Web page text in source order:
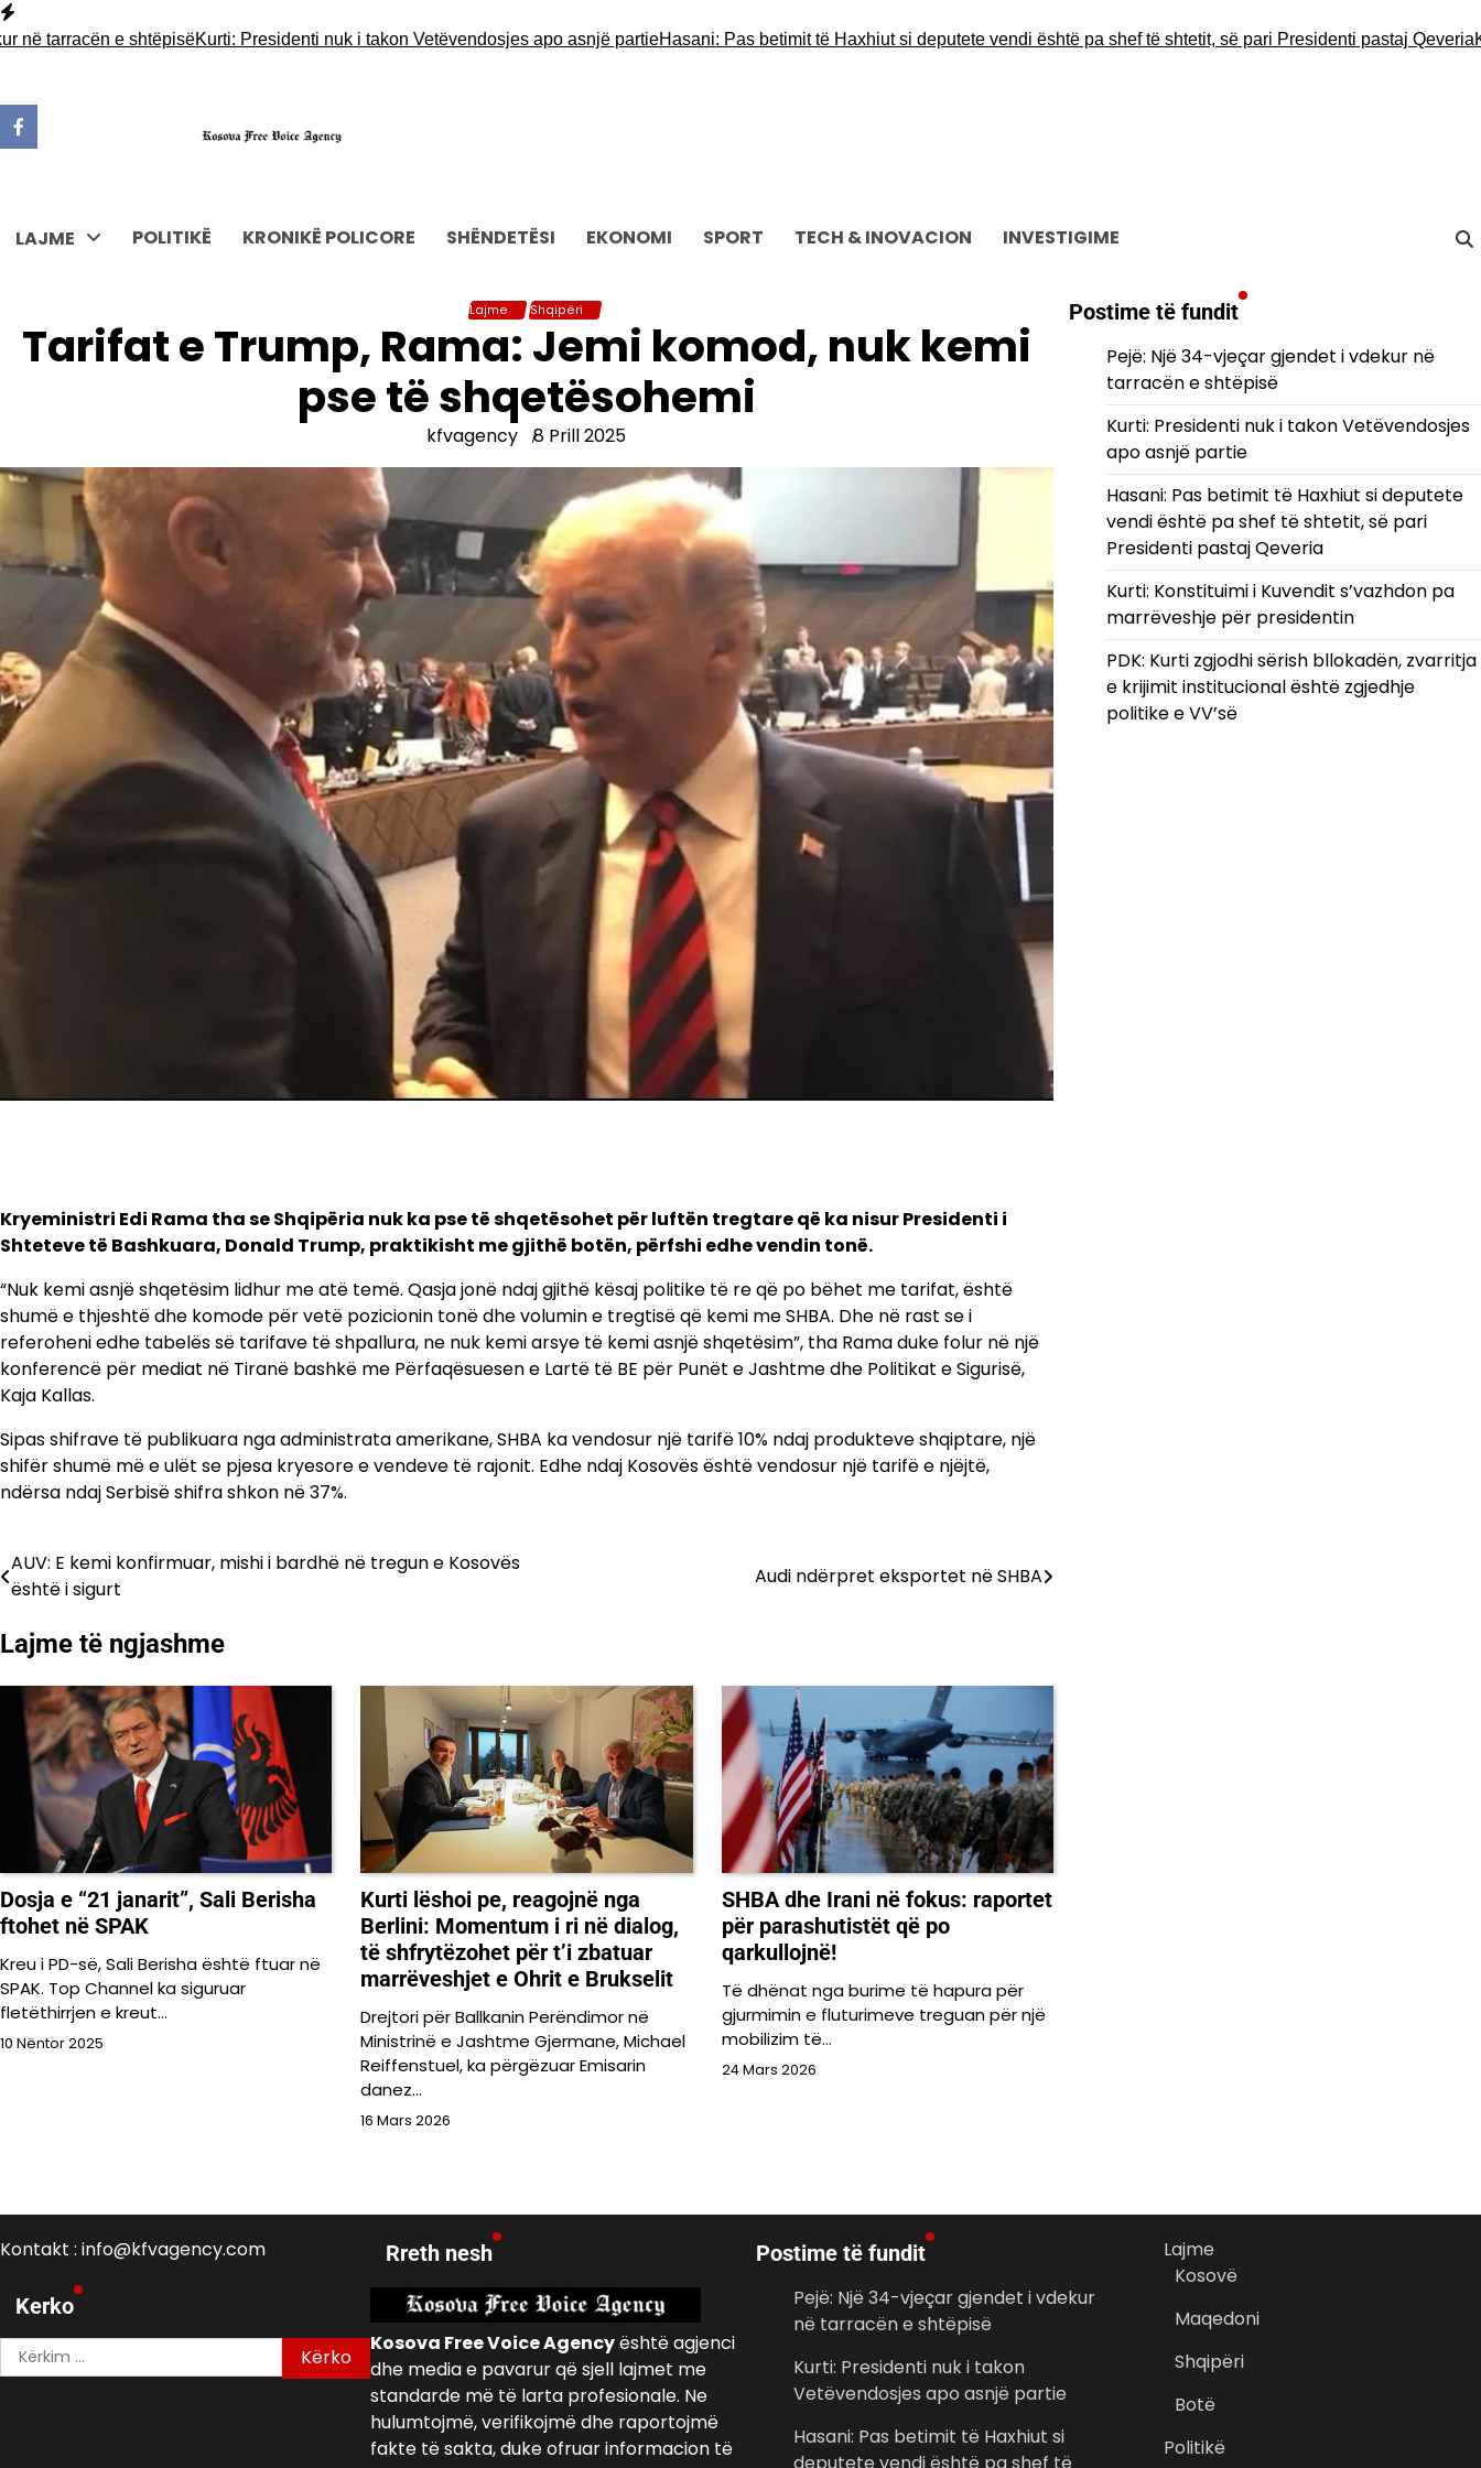
Skip
to
e shtëpisëKurti: Presidenti nuk i takon Vetëvendosjes apo asnjë partie Hasani: Pas betimit të Haxhiut si deputete vendi është pa shef të shtetit, së pari Presidenti pastaj QeveriaKurti:
LAJME POLITIKË KRONIKË POLICORE SHËNDETËSI EKONOMI SPORT TECH & INOVACION INVESTIGIME
Lajme Shqipëri
Tarifat e Trump, Rama: Jemi komod, nuk kemi
pse të shqetësohemi
kfvagency 8 Prill 2025
Kryeministri Edi Rama tha se Shqipëria nuk ka pse të shqetësohet për luftën tregtare që ka nisur Presidenti i
Shteteve të Bashkuara, Donald Trump, praktikisht me gjithë botën, përfshi edhe vendin tonë.
“Nuk kemi asnjë shqetësim lidhur me atë temë. Qasja jonë ndaj gjithë kësaj politike të re që po bëhet me tarifat, është
shumë e thjeshtë dhe komode për vetë pozicionin tonë dhe volumin e tregtisë që kemi me SHBA. Dhe në rast se i
referoheni edhe tabelës së tarifave të shpallura, ne nuk kemi arsye të kemi asnjë shqetësim”, tha Rama duke folur në një
konferencë për mediat në Tiranë bashkë me Përfaqësuesen e Lartë të BE për Punët e Jashtme dhe Politikat e Sigurisë,
Kaja Kallas.
Sipas shifrave të publikuara nga administrata amerikane, SHBA ka vendosur një tarifë 10% ndaj produkteve shqiptare, një
shifër shumë më e ulët se pjesa kryesore e vendeve të rajonit. Edhe ndaj Kosovës është vendosur një tarifë e njëjtë,
ndërsa ndaj Serbisë shifra shkon në 37%.
Lëvizje
postimet
AUV: E kemi konfirmuar, mishi i bardhë në tregun e Kosovës
është i sigurt
Audi ndërpret eksportet në SHBA
Lajme të ngjashme
Dosja e “21 janarit”, Sali Berisha
ftohet në SPAK
Kreu i PD-së, Sali Berisha është ftuar në
SPAK. Top Channel ka siguruar
fletëthirrjen e kreut…
10 Nëntor 2025
Kurti lëshoi pe, reagojnë nga
Berlini: Momentum i ri në dialog,
të shfrytëzohet për t’i zbatuar
marrëveshjet e Ohrit e Brukselit
Drejtori për Ballkanin Perëndimor në
Ministrinë e Jashtme Gjermane, Michael
Reiffenstuel, ka përgëzuar Emisarin
danez…
16 Mars 2026
SHBA dhe Irani në fokus: raportet
për parashutistët që po
qarkullojnë!
Të dhënat nga burime të hapura për
gjurmimin e fluturimeve treguan për një
mobilizim të…
24 Mars 2026
Postime të fundit
Pejë: Një 34-vjeçar gjendet i vdekur në
tarracën e shtëpisë
Kurti: Presidenti nuk i takon Vetëvendosjes
apo asnjë partie
Hasani: Pas betimit të Haxhiut si deputete
vendi është pa shef të shtetit, së pari
Presidenti pastaj Qeveria
Kurti: Konstituimi i Kuvendit s’vazhdon pa
marrëveshje për presidentin
PDK: Kurti zgjodhi sërish bllokadën, zvarritja
e krijimit institucional është zgjedhje
politike e VV’së
Kontakt : info@kfvagency.com
Kerko
Kërko
për:
Rreth nesh
Kosova Free Voice Agencyështë agjenci
dhe media e pavarur që sjell lajmet me
standarde më të larta profesionale. Ne
hulumtojmë, verifikojmë dhe raportojmë
fakte të sakta, duke ofruar informacion të
Postime të fundit
Pejë: Një 34-vjeçar gjendet i vdekur
në tarracën e shtëpisë
Kurti: Presidenti nuk i takon
Vetëvendosjes apo asnjë partie
Hasani: Pas betimit të Haxhiut si
deputete vendi është pa shef të
Lajme
Kosovë
Maqedoni
Shqipëri
Botë
Politikë